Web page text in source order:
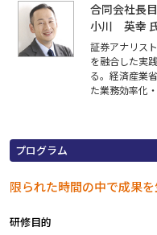
合同会社長
小川 英幸
証券アナリス
を融合した実
る。経済産業
た業務効率化
プログラム
限られた時間の中で成果
研修目的